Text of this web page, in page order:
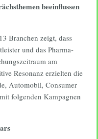
beeinflussen
Branchen zeigt, dass
und das Pharma-
am
Resonanz erzielten die
Automobil, Consumer
folgenden Kampagnen